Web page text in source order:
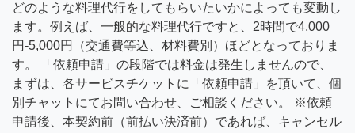
どのような料理代行をしてもらいたいかによっても変動し
ます。例えば、一般的な料理代行ですと、2時間で4,000
円-5,000円（交通費等込、材料費別）ほどとなっておりま
す。 「依頼申請」の段階では料金は発生しませんので、
まずは、各サービスチケットに「依頼申請」を頂いて、個
別チャットにてお問い合わせ、ご相談ください。 ※依頼
申請後、本契約前（前払い決済前）であれば、キャンセル